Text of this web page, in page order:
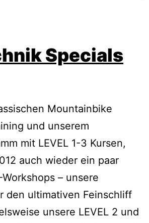
Specials
Mountainbike
und unserem
mit LEVEL 1-3 Kursen,
auch wieder ein paar
– unsere
den ultimativen Feinschliff
unsere LEVEL 2 und